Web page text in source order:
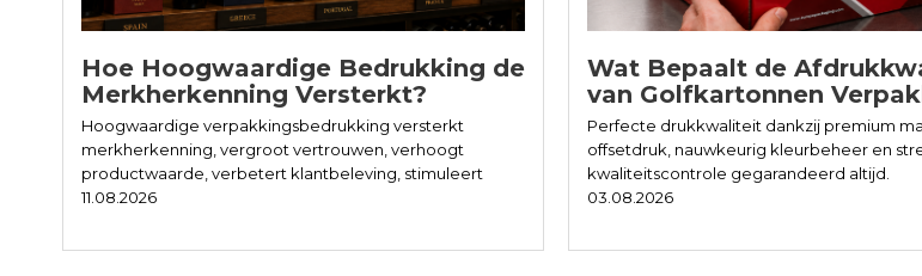
Hoe Hoogwaardige Bedrukking de
Merkherkenning Versterkt?
Hoogwaardige verpakkingsbedrukking versterkt
merkherkenning, vergroot vertrouwen, verhoogt
productwaarde, verbetert klantbeleving, stimuleert
loyaliteit, duurzaamheid en langdurige commerciële
11.08.2026
Wat Bepaalt de
van Golfkartonnen
Perfecte drukkwaliteit dankzij premium
offsetdruk, nauwkeurig kleurbeheer en
kwaliteitscontrole gegarandeerd altijd.
03.08.2026